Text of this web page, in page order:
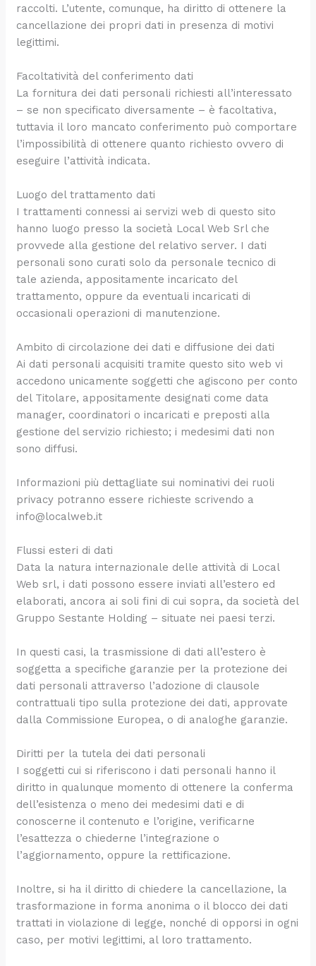
raccolti. L’utente, comunque, ha diritto di ottenere la
cancellazione dei propri dati in presenza di motivi
legittimi.
Facoltatività del conferimento dati
La fornitura dei dati personali richiesti all’interessato
– se non specificato diversamente – è facoltativa,
tuttavia il loro mancato conferimento può comportare
l’impossibilità di ottenere quanto richiesto ovvero di
eseguire l’attività indicata.
Luogo del trattamento dati
I trattamenti connessi ai servizi web di questo sito
hanno luogo presso la società Local Web Srl che
provvede alla gestione del relativo server. I dati
personali sono curati solo da personale tecnico di
tale azienda, appositamente incaricato del
trattamento, oppure da eventuali incaricati di
occasionali operazioni di manutenzione.
Ambito di circolazione dei dati e diffusione dei dati
Ai dati personali acquisiti tramite questo sito web vi
accedono unicamente soggetti che agiscono per conto
del Titolare, appositamente designati come data
manager, coordinatori o incaricati e preposti alla
gestione del servizio richiesto; i medesimi dati non
sono diffusi.
Informazioni più dettagliate sui nominativi dei ruoli
privacy potranno essere richieste scrivendo a
info@localweb.it
Flussi esteri di dati
Data la natura internazionale delle attività di Local
Web srl, i dati possono essere inviati all’estero ed
elaborati, ancora ai soli fini di cui sopra, da società del
Gruppo Sestante Holding – situate nei paesi terzi.
In questi casi, la trasmissione di dati all’estero è
soggetta a specifiche garanzie per la protezione dei
dati personali attraverso l’adozione di clausole
contrattuali tipo sulla protezione dei dati, approvate
dalla Commissione Europea, o di analoghe garanzie.
Diritti per la tutela dei dati personali
I soggetti cui si riferiscono i dati personali hanno il
diritto in qualunque momento di ottenere la conferma
dell’esistenza o meno dei medesimi dati e di
conoscerne il contenuto e l’origine, verificarne
l’esattezza o chiederne l’integrazione o
l’aggiornamento, oppure la rettificazione.
Inoltre, si ha il diritto di chiedere la cancellazione, la
trasformazione in forma anonima o il blocco dei dati
trattati in violazione di legge, nonché di opporsi in ogni
caso, per motivi legittimi, al loro trattamento.